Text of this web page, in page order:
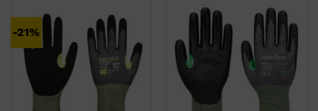
useampi
muunnelma.
Voit
tehdä
valinnat
tuotteen
useampi
muunnelma.
Voit
tehdä
valinnat
tuotteen
-21%